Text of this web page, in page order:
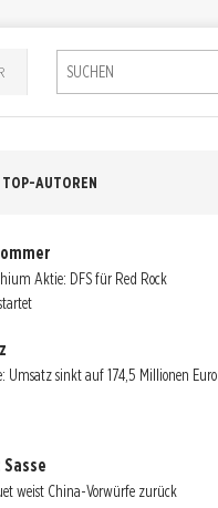
TOP-AUTOREN
Aktie: DFS für Red Rock
Umsatz sinkt auf 174,5 Millionen Euro
weist China-Vorwürfe zurück